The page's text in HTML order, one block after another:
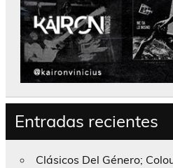
Entradas recientes
Clásicos Del Género;